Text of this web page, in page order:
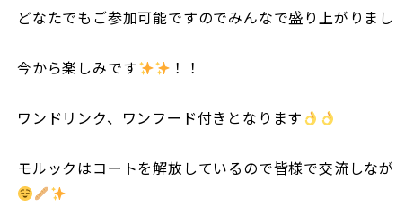
どなたでもご参加可能ですのでみんなで盛り上がりまし
今から楽しみです ！！
ワンドリンク、ワンフード付きとなります
モルックはコートを解放しているので皆様で交流しな